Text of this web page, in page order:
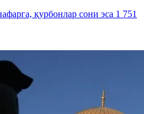
қурбонлар сони эса 1 751